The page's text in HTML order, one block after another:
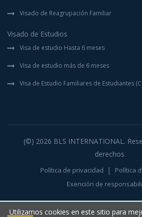
Visado de Reagrupación Familiar
Visado de Estudios
Visa de estudio Hasta 6 meses
Visa de estudio más de 6 meses
Visa de Estudio Familiares de Estudiantes
(©) 2026 BLS INTERNATIONAL.
derechos.
Política de privacidad
Política
Exención de
Utilizamos cookies en este sitio para